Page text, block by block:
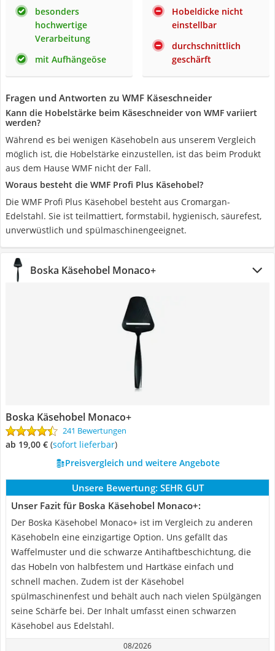
besonders
hochwertige
Verarbeitung
mit Aufhängeöse
Hobeldicke nicht
einstellbar
durchschnittlich
geschärft
Fragen und Antworten zu WMF Käseschneider
Kann die Hobelstärke beim Käseschneider von WMF variiert
werden?
Während es bei wenigen Käsehobeln aus unserem Vergleich
möglich ist, die Hobelstärke einzustellen, ist das beim Produkt
aus dem Hause WMF nicht der Fall.
Woraus besteht die WMF Profi Plus Käsehobel?
Die WMF Profi Plus Käsehobel besteht aus Cromargan-
Edelstahl. Sie ist teilmattiert, formstabil, hygienisch, säurefest,
unverwüstlich und spülmaschinengeeignet.
Boska Käsehobel Monaco+
Boska Käsehobel Monaco+
241 Bewertungen
ab 19,00 € ( Sofort lieferbar)
Preisvergleich und weitere Angebote
Unsere Bewertung: SEHR GUT
Unser Fazit für Boska Käsehobel Monaco+:
Der Boska Käsehobel Monaco+ ist im Vergleich zu anderen
Käsehobeln eine einzigartige Option. Uns gefällt das
Waffelmuster und die schwarze Antihaftbeschichtung, die
das Hobeln von halbfestem und Hartkäse einfach und
schnell machen. Zudem ist der Käsehobel
spülmaschinenfest und behält auch nach vielen Spülgängen
seine Schärfe bei. Der Inhalt umfasst einen schwarzen
Käsehobel aus Edelstahl.
08/2026